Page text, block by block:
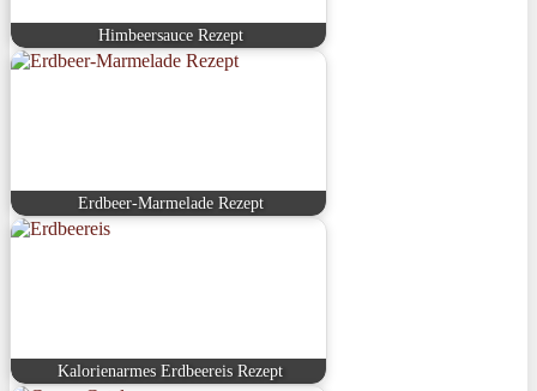
Himbeersauce Rezept
Erdbeer-Marmelade Rezept
Kalorienarmes Erdbeereis Rezept